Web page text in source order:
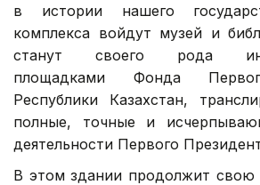
в истории нашего
комплекса войдут музей и
станут своего рода
площадками Фонда
Республики Казахстан,
полные, точные и
деятельности Первого
В этом здании продолжит свою